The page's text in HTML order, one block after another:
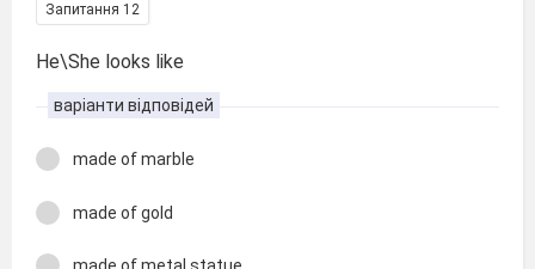
Запитання 12
He\She looks like
варіанти відповідей
made of marble
made of gold